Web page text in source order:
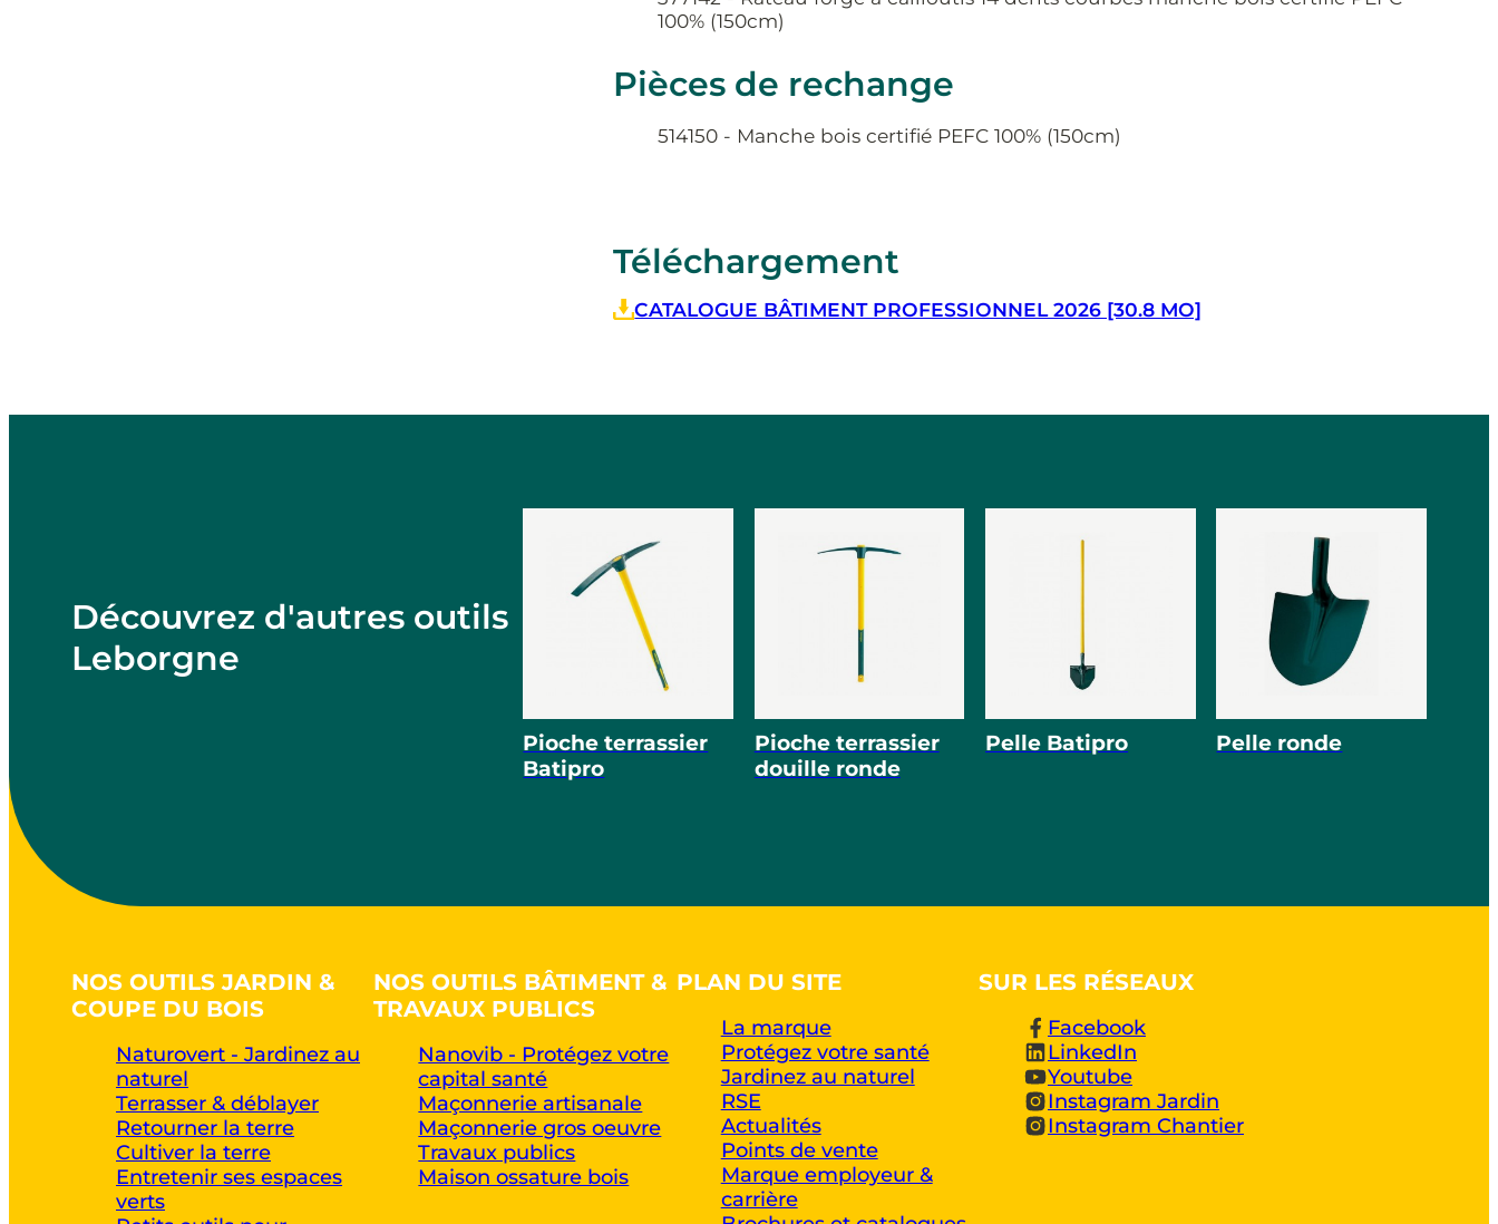
100% (150cm)
Pièces de rechange
514150 - Manche bois certifié PEFC 100% (150cm)
Téléchargement
CATALOGUE BÂTIMENT PROFESSIONNEL 2026 [30.8 MO]
Découvrez d'autres outils
Leborgne
Pioche terrassier
Batipro
Pioche terrassier
douille ronde
Pelle Batipro Pelle ronde
NOS OUTILS JARDIN &
COUPE DU BOIS
Naturovert - Jardinez au
naturel
Terrasser & déblayer
Retourner la terre
Cultiver la terre
Entretenir ses espaces
verts
NOS OUTILS BÂTIMENT &
TRAVAUX PUBLICS
Nanovib - Protégez votre
capital santé
Maçonnerie artisanale
Maçonnerie gros oeuvre
Travaux publics
Maison ossature bois
PLAN DU SITE
La marque
Protégez votre santé
Jardinez au naturel
RSE
Actualités
Points de vente
Marque employeur &
carrière
SUR LES RÉSEAUX
Facebook
LinkedIn
Youtube
Instagram Jardin
Instagram Chantier